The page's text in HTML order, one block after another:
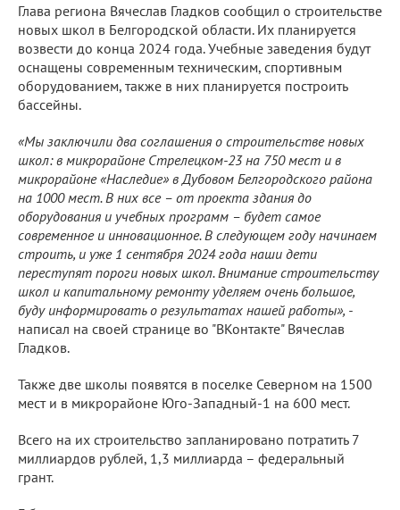
Глава региона Вячеслав Гладков сообщил о строительстве
новых школ в Белгородской области. Их планируется
возвести до конца 2024 года. Учебные заведения будут
оснащены современным техническим, спортивным
оборудованием, также в них планируется построить
бассейны.
«Мы заключили два соглашения о строительстве новых
школ: в микрорайоне Стрелецком-23 на 750 мест и в
микрорайоне «Наследие» в Дубовом Белгородского района
на 1000 мест. В них все – от проекта здания до
оборудования и учебных программ – будет самое
современное и инновационное. В следующем году начинаем
строить, и уже 1 сентября 2024 года наши дети
переступят пороги новых школ. Внимание строительству
школ и капитальному ремонту уделяем очень большое,
буду информировать о результатах нашей работы», -
написал на своей странице во "ВКонтакте" Вячеслав
Гладков.
Также две школы появятся в поселке Северном на 1500
мест и в микрорайоне Юго-Западный-1 на 600 мест.
Всего на их строительство запланировано потратить 7
миллиардов рублей, 1,3 миллиарда – федеральный
грант.